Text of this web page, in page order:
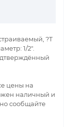
?Т
1/2".
цены на
наличный и
сообщайте